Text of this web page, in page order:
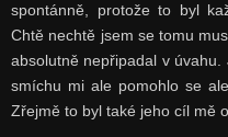
spontánně, protože to byl
Chtě nechtě jsem se tomu
absolutně nepřipadal v
smíchu mi ale pomohlo se
Zřejmě to byl také jeho cíl mě